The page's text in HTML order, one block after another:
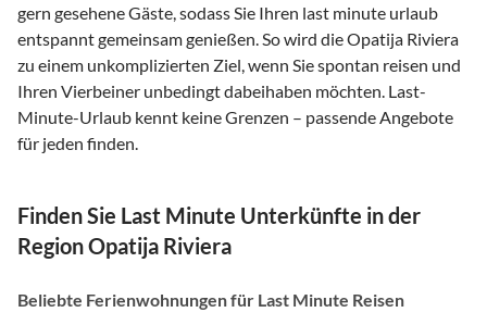
gern gesehene Gäste, sodass Sie Ihren last minute urlaub
entspannt gemeinsam genießen. So wird die Opatija Riviera
zu einem unkomplizierten Ziel, wenn Sie spontan reisen und
Ihren Vierbeiner unbedingt dabeihaben möchten. Last-
Minute-Urlaub kennt keine Grenzen – passende Angebote
für jeden finden.
Finden Sie Last Minute Unterkünfte in der
Region Opatija Riviera
Beliebte Ferienwohnungen für Last Minute Reisen